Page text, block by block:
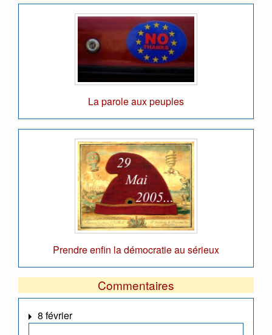
La parole aux peuples
Prendre enfin la démocratie au sérieux
Commentaires
8 février